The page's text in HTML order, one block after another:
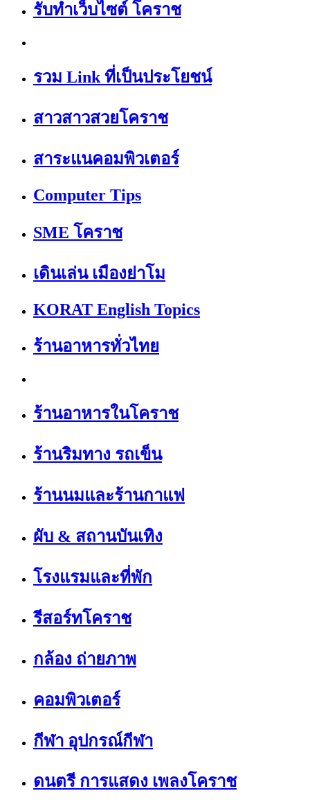
รับทำเว็บไซต์ โคราช
รวม Link ที่เป็นประโยชน์
สาวสาวสวยโคราช
สาระแนคอมพิวเตอร์
Computer Tips
SME โคราช
เดินเล่น เมืองย่าโม
KORAT English Topics
ร้านอาหารทั่วไทย
ร้านอาหารในโคราช
ร้านริมทาง รถเข็น
ร้านนมและร้านกาแฟ
ผับ & สถานบันเทิง
โรงแรมและที่พัก
รีสอร์ทโคราช
กล้อง ถ่ายภาพ
คอมพิวเตอร์
กีฬา อุปกรณ์กีฬา
ดนตรี การแสดง เพลงโคราช